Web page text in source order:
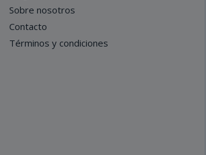
Sobre nosotros
Contacto
Términos y condiciones